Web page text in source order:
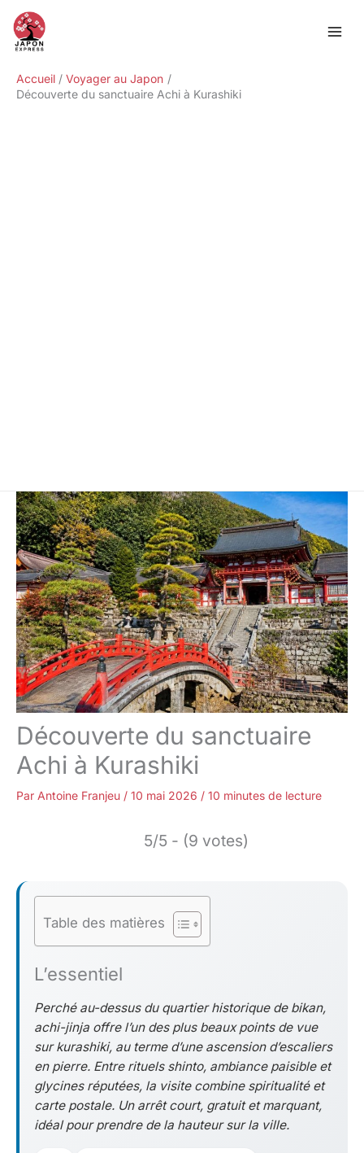
contenu
Accueil
Voyager au Japon
Découverte du sanctuaire Achi à Kurashiki
Découverte du sanctuaire
Achi à Kurashiki
Par Antoine Franjeu / 10 mai 2026 / 10 minutes de lecture
5/5 - (9 votes)
Table des matières
L’essentiel
Perché au-dessus du quartier historique de bikan,
achi-jinja offre l’un des plus beaux points de vue
sur kurashiki, au terme d’une ascension d’escaliers
en pierre. Entre rituels shinto, ambiance paisible et
glycines réputées, la visite combine spiritualité et
carte postale. Un arrêt court, gratuit et marquant,
idéal pour prendre de la hauteur sur la ville.
Rechercher